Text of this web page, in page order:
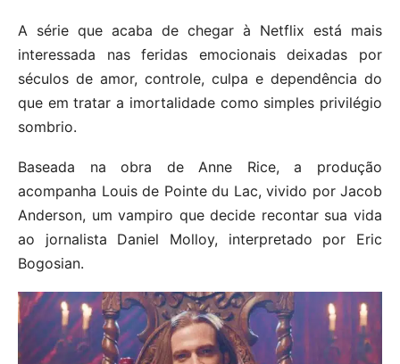
A série que acaba de chegar à Netflix está mais
interessada nas feridas emocionais deixadas por
séculos de amor, controle, culpa e dependência do
que em tratar a imortalidade como simples privilégio
sombrio.
Baseada na obra de Anne Rice, a produção
acompanha Louis de Pointe du Lac, vivido por Jacob
Anderson, um vampiro que decide recontar sua vida
ao jornalista Daniel Molloy, interpretado por Eric
Bogosian.